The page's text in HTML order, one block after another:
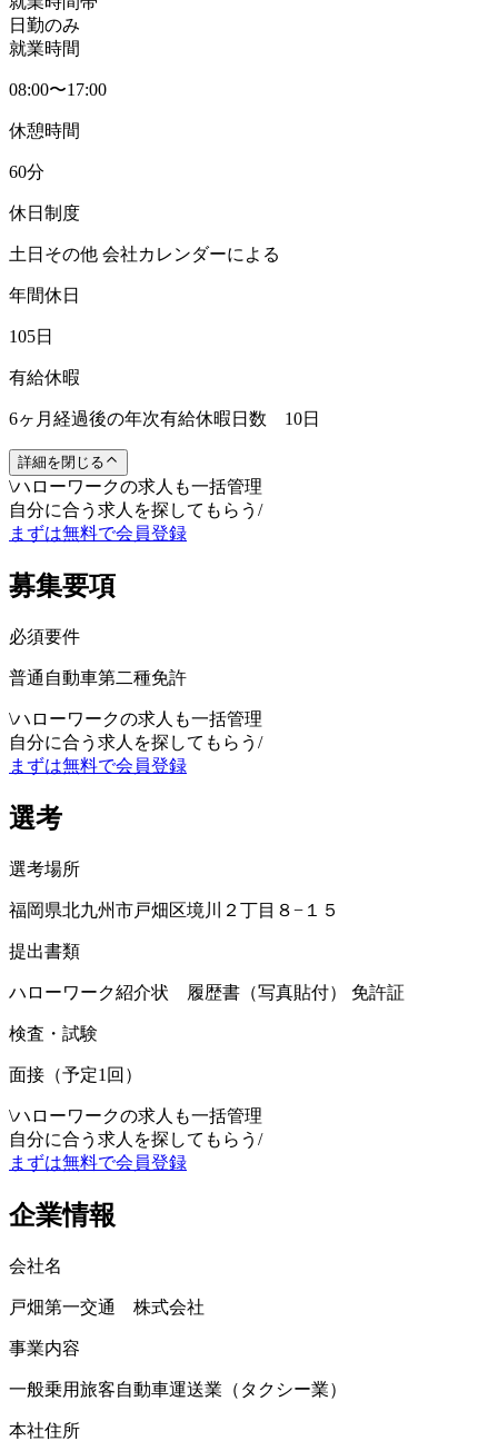
日勤のみ
就業時間
08:00〜17:00
休憩時間
60分
休日制度
土日その他 会社カレンダーによる
年間休日
105日
有給休暇
6ヶ月経過後の年次有給休暇日数 10日
詳細を閉じる
\ハローワークの求人も一括管理
自分に合う求人を探してもらう /
まずは無料で会員登録
募集要項
必須要件
普通自動車第二種免許
\ハローワークの求人も一括管理
自分に合う求人を探してもらう /
まずは無料で会員登録
選考
選考場所
福岡県北九州市戸畑区境川２丁目８−１５
提出書類
ハローワーク紹介状 履歴書（写真貼付） 免許証
検査・試験
面接（予定1回）
\ハローワークの求人も一括管理
自分に合う求人を探してもらう /
まずは無料で会員登録
企業情報
会社名
戸畑第一交通 株式会社
事業内容
一般乗用旅客自動車運送業（タクシー業）
本社住所